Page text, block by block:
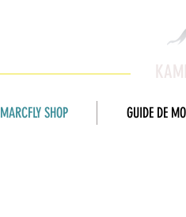
MARCFLY SHOP GUIDE DE